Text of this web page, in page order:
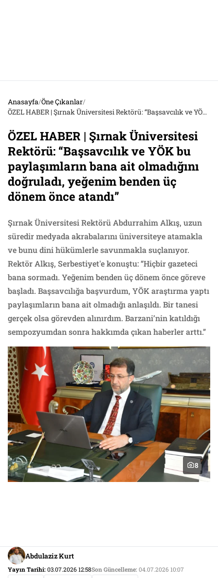
Anasayfa/Öne Çıkanlar/
ÖZEL HABER | Şırnak Üniversitesi Rektörü: “Başsavcılık ve YÖK bu paylaşımların bana ait olmadığını doğruladı, yeğenim benden üç dönem önce atandı”
ÖZEL HABER | Şırnak Üniversitesi
Rektörü: “Başsavcılık ve YÖK bu
paylaşımların bana ait olmadığını
doğruladı, yeğenim benden üç
dönem önce atandı”
Şırnak Üniversitesi Rektörü Abdurrahim Alkış, uzun
süredir medyada akrabalarını üniversiteye atamakla
ve bunu dini hükümlerle savunmakla suçlanıyor.
Rektör Alkış, Serbestiyet'e konuştu: “Hiçbir gazeteci
bana sormadı. Yeğenim benden üç dönem önce göreve
başladı. Başsavcılığa başvurdum, YÖK araştırma yaptı
paylaşımların bana ait olmadığı anlaşıldı. Bir tanesi
gerçek olsa görevden alınırdım. Barzani’nin katıldığı
sempozyumdan sonra hakkımda çıkan haberler arttı.”
8
Abdulaziz Kurt
Yayın Tarihi:03.07.2026 12:58Son Güncelleme:04.07.2026 10:07